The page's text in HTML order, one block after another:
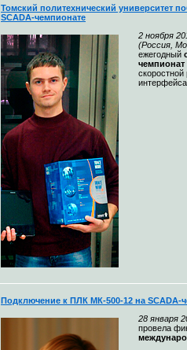
Томский политехнический университет
SCADA-чемпионате
2 ноября
(Россия,
ежегодный
скоростной
Подключение к ПЛК МК-500-12 на SCADA-
28 января
провела